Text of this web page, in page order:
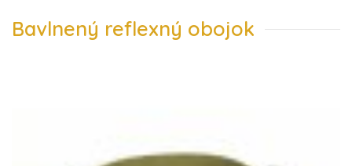
Bavlnený reflexný obojok